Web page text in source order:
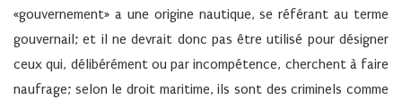
«gouvernement» a une origine nautique, se référant au terme
gouvernail; et il ne devrait donc pas être utilisé pour désigner
ceux qui, délibérément ou par incompétence, cherchent à faire
naufrage; selon le droit maritime, ils sont des criminels comme